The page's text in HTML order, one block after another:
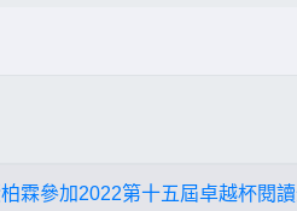
霖參加2022第十五屆卓越杯閱